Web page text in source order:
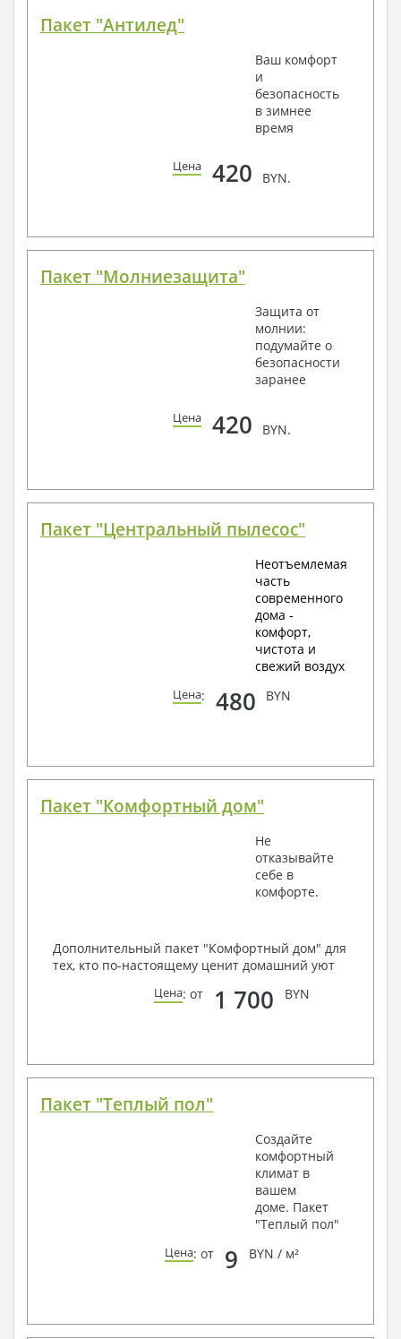
Пакет "Антилед"
Ваш комфорт
и
безопасность
в зимнее
время
Цена 420 BYN.
Пакет "Молниезащита"
Защита от
молнии:
подумайте о
безопасности
заранее
Цена 420 BYN.
Пакет "Центральный пылесос"
Неотъемлемая
часть
современного
дома -
комфорт,
чистота и
свежий воздух
Цена: 480 BYN
Пакет "Комфортный дом"
Не
отказывайте
себе в
комфорте.
Дополнительный пакет "Комфортный дом" для
тех, кто по-настоящему ценит домашний уют
Цена: от 1 700 BYN
Пакет "Теплый пол"
Создайте
комфортный
климат в
вашем
доме. Пакет
"Теплый пол"
Цена: от 9 BYN / м²